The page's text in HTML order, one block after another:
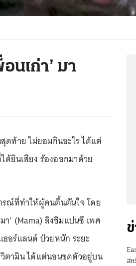
นเก่า’ มา
ดท้าย ไม่ยอมกินอะไร ได้แต่
ยินเสียง ร้องออกมาด้วย
ารณ์ที่ทำให้ผู้คนตื้นตันใจ โดย
’ (Mama) ลิงชิมแปนซี เพศ
ธอร์แลนด์ ป่วยหนัก ระยะ
ตามิน ได้แต่นอนขดตัวอยู่บน
ส